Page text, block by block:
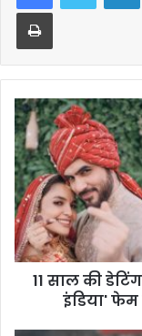
Print
11 साल की
इंडिया' फेम